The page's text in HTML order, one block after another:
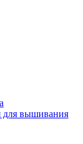
для вышивания